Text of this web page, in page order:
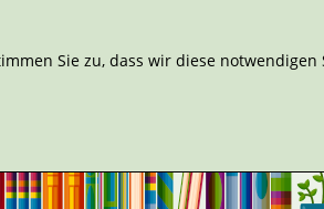
Sie zu, dass wir diese notwendigen